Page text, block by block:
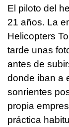
El piloto del
21 años. La
Helicopters
tarde unas
antes de
donde iban a
sonrientes
propia
práctica